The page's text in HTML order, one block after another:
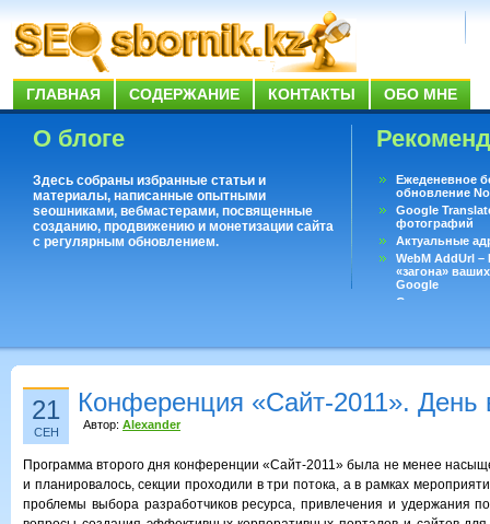
ГЛАВНАЯ СОДЕРЖАНИЕ КОНТАКТЫ ОБО МНЕ
О блоге
Здесь собраны избранные статьи и
материалы, написанные опытными
seoшниками, вебмастерами, посвященные
созданию, продвижению и монетизации сайта
с регулярным обновлением.
Ежеденевное
обновление
Google
фотографий
Актуальные
WebM AddUrl
«загона»
Google
Существует
21
СЕН
Конференция «Сайт-2011». День
Автор: Alexander
Программа второго дня конференции «Сайт-2011» была не менее
и планировалось, секции проходили в три потока, а в рамках
проблемы выбора разработчиков ресурса, привлечения и удержания